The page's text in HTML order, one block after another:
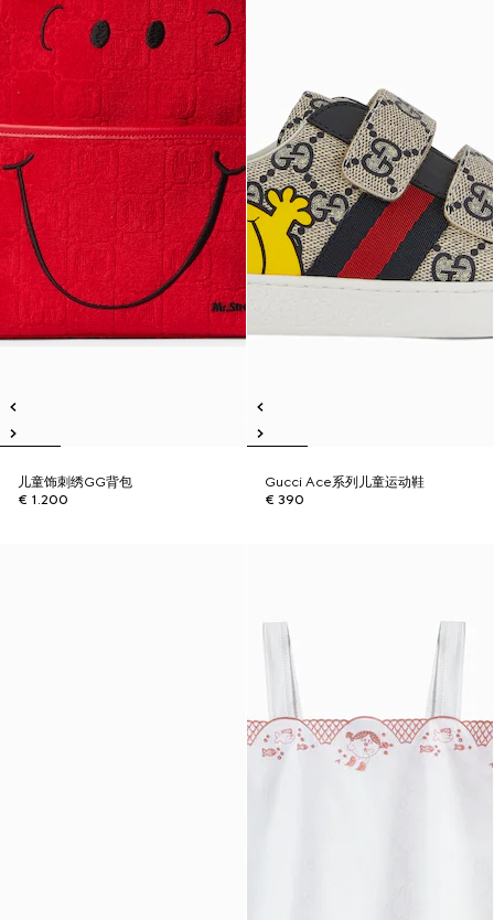
儿童饰刺绣GG背包
€ 1.200
Gucci Ace系列儿童运动鞋
€ 390